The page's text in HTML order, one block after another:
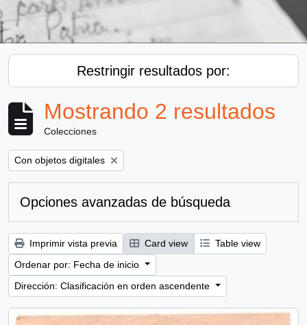
Restringir resultados por:
Mostrando 2 resultados
Colecciones
Remove filter:
Con objetos digitales
Opciones avanzadas de búsqueda
Imprimir vista previa Card view
Table view
Ordenar por: Fecha de inicio
Dirección: Clasificación en orden ascendente